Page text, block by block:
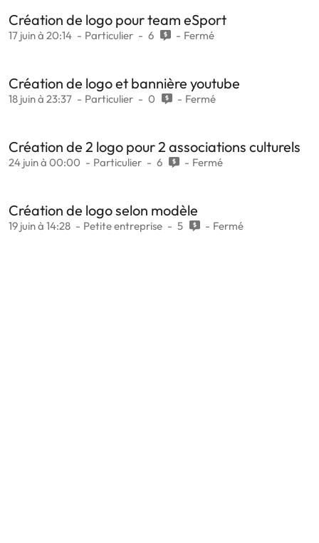
Création de logo pour team eSport
17 juin à 20:14 Particulier 6 Fermé
Création de logo et bannière youtube
18 juin à 23:37 Particulier 0 Fermé
Création de 2 logo pour 2 associations culturels
24 juin à 00:00 Particulier 6 Fermé
Création de logo selon modèle
19 juin à 14:28 Petite entreprise 5 Fermé